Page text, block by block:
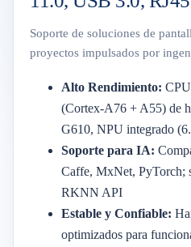
Soporte de soluciones de
proyectos impulsados por
Alto Rendimiento:
(Cortex-A76 + A55) de
G610, NPU integrado
Soporte para IA:
Caffe, MxNet, PyTorch;
RKNN API
Estable y Confiable:
optimizados para